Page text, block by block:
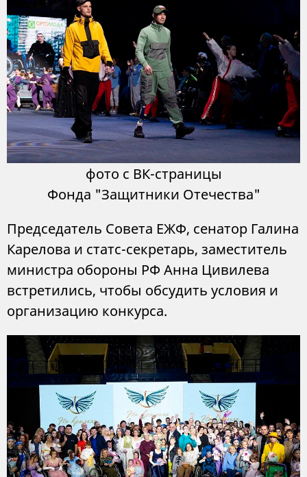
фото с ВК-страницы
Фонда "Защитники Отечества"
Председатель Совета ЕЖФ, сенатор Галина
Карелова и статс-секретарь, заместитель
министра обороны РФ Анна Цивилева
встретились, чтобы обсудить условия и
организацию конкурса.